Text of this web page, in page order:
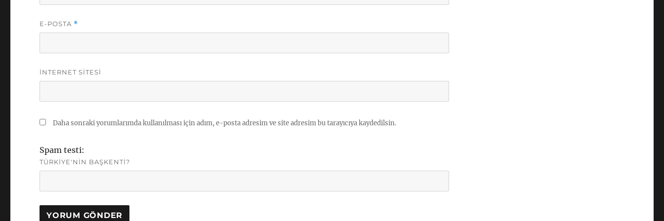
E-POSTA *
İNTERNET SITESI
Daha sonraki yorumlarımda kullanılması için adım, e-posta adresim ve site adresim bu tarayıcıya kaydedilsin.
Spam testi:
TÜRKIYE'NIN BAŞKENTI?